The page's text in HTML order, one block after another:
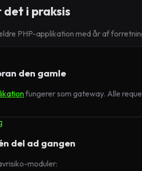
i praksis
PHP-applikation med år af
den gamle
fungerer som gateway. Alle
del ad gangen
moduler: